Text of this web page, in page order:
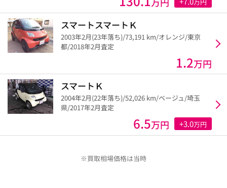
スマートスマートＫ
2003年2月(23年落ち)/73,191 km/オレンジ/東京
都/2018年2月査定
1.2万円
スマートＫ
2004年2月(22年落ち)/52,026 km/ベージュ/埼玉
県/2017年2月査定
6.5万円 +3.0万円
※買取相場価格は当時